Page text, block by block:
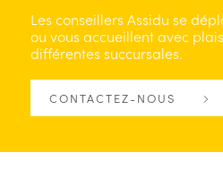
Les conseillers Assidu se
ou vous accueillent avec
différentes succursales.
CONTACTEZ-NOUS